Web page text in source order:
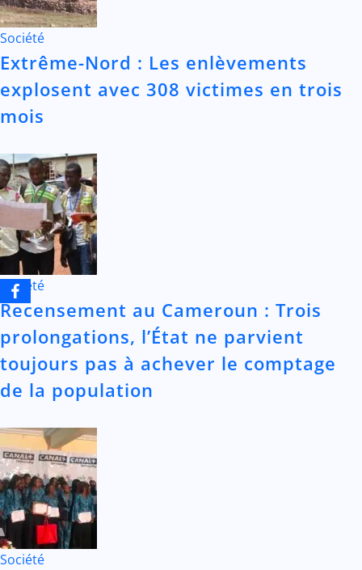
Société
Extrême-Nord : Les enlèvements
explosent avec 308 victimes en trois
mois
Société
Recensement au Cameroun : Trois
prolongations, l’État ne parvient
toujours pas à achever le comptage
de la population
Société